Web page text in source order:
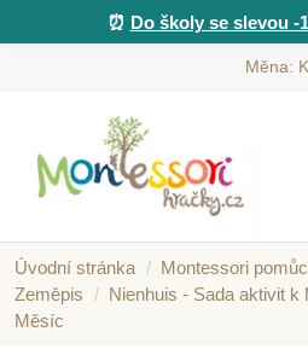
⏰ Do školy se slevou -
Měna:
Úvodní stránka Montessori
Zeměpis
Nienhuis - Sada aktivit k
Měsíc